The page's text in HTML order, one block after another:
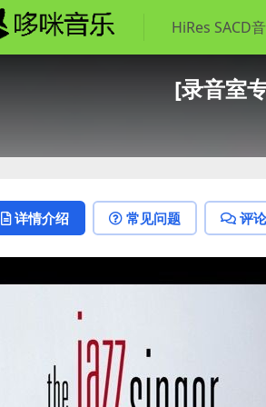
HiRes SACD
[录音室
详情介绍 常见问题 评